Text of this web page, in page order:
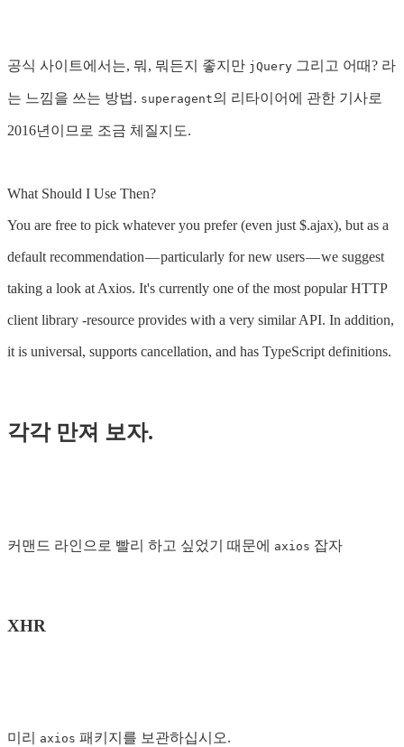
공식 사이트에서는, 뭐, 뭐든지 좋지만 jQuery 그리고 어때? 라
는 느낌을 쓰는 방법. superagent의 리타이어에 관한 기사로
2016년이므로 조금 체질지도.
What Should I Use Then?
You are free to pick whatever you prefer (even just $.ajax), but as a
default recommendation — particularly for new users — we suggest
taking a look at Axios. It's currently one of the most popular HTTP
client library -resource provides with a very similar API. In addition,
it is universal, supports cancellation, and has TypeScript definitions.
각각 만져 보자.
커맨드 라인으로 빨리 하고 싶었기 때문에 axios 잡자
XHR
미리 axios 패키지를 보관하십시오.